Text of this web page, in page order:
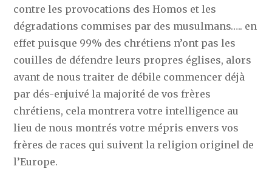
contre les provocations des Homos et les
dégradations commises par des musulmans….. en
effet puisque 99% des chrétiens n’ont pas les
couilles de défendre leurs propres églises, alors
avant de nous traiter de débile commencer déjà
par dés-enjuivé la majorité de vos frères
chrétiens, cela montrera votre intelligence au
lieu de nous montrés votre mépris envers vos
frères de races qui suivent la religion originel de
l’Europe.